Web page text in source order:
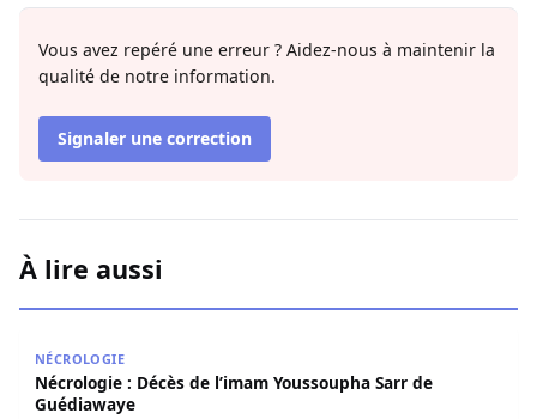
Vous avez repéré une erreur ? Aidez-nous à maintenir la
qualité de notre information.
Signaler une correction
À lire aussi
NÉCROLOGIE
Nécrologie : Décès de l’imam Youssoupha Sarr de
Guédiawaye